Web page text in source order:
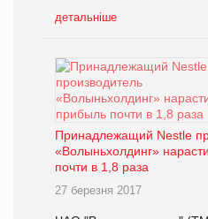
детальніше
Принадлежащий Nestle
«Волыньхолдинг»
почти в 1,8 раза
27 березня 2017